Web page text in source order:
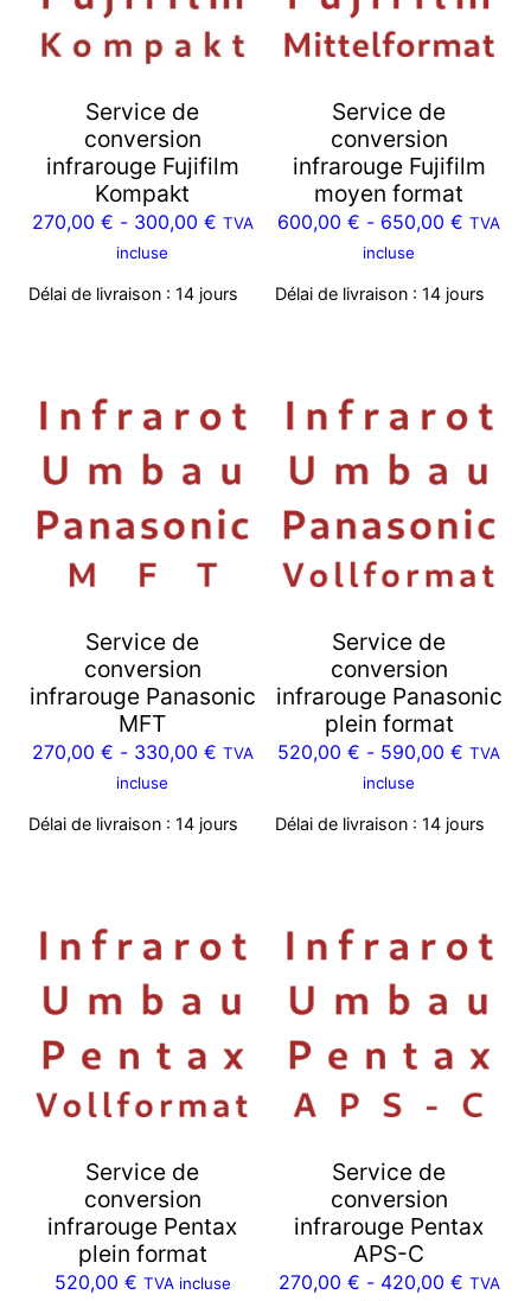
Service de
conversion
infrarouge Fujifilm
Kompakt
270,00 € - 300,00 € TVA
incluse
Délai de livraison : 14 jours
Service de
conversion
infrarouge Fujifilm
moyen format
600,00 € - 650,00 € TVA
incluse
Délai de livraison : 14 jours
Service de
conversion
infrarouge Panasonic
MFT
270,00 € - 330,00 € TVA
incluse
Délai de livraison : 14 jours
Service de
conversion
infrarouge Panasonic
plein format
520,00 € - 590,00 € TVA
incluse
Délai de livraison : 14 jours
Service de
conversion
infrarouge Pentax
plein format
520,00 € TVA incluse
Service de
conversion
infrarouge Pentax
APS-C
270,00 € - 420,00 € TVA